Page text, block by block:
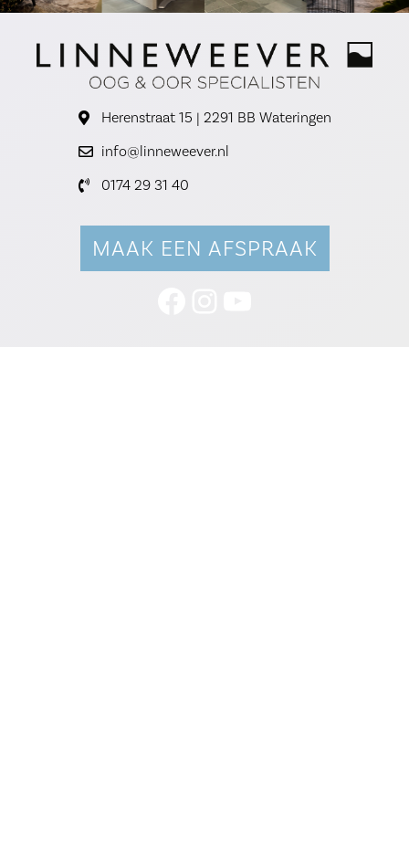
Herenstraat 15 | 2291 BB Wateringen
info@linneweever.nl
0174 29 31 40
MAAK EEN AFSPRAAK